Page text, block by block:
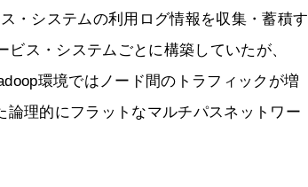
・システムの利用ログ情報を収集・蓄積す
ス・システムごとに構築していたが、
環境ではノード間のトラフィックが増
理的にフラットなマルチパスネットワー